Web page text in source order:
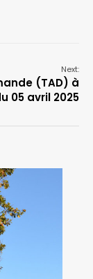
Next:
(TAD) à
05 avril 2025